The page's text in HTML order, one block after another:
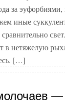
за
иные
в нетяжелую
[…]